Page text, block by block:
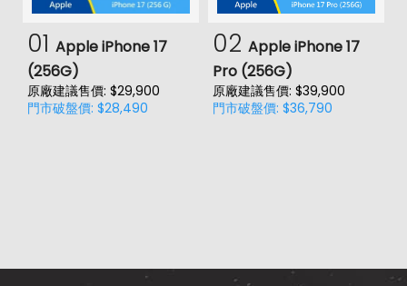
01 Apple iPhone 17
(256G)
原廠建議售價: $29,900
門市破盤價: $28,490
02 Apple iPhone 17
Pro (256G)
原廠建議售價: $39,900
門市破盤價: $36,790